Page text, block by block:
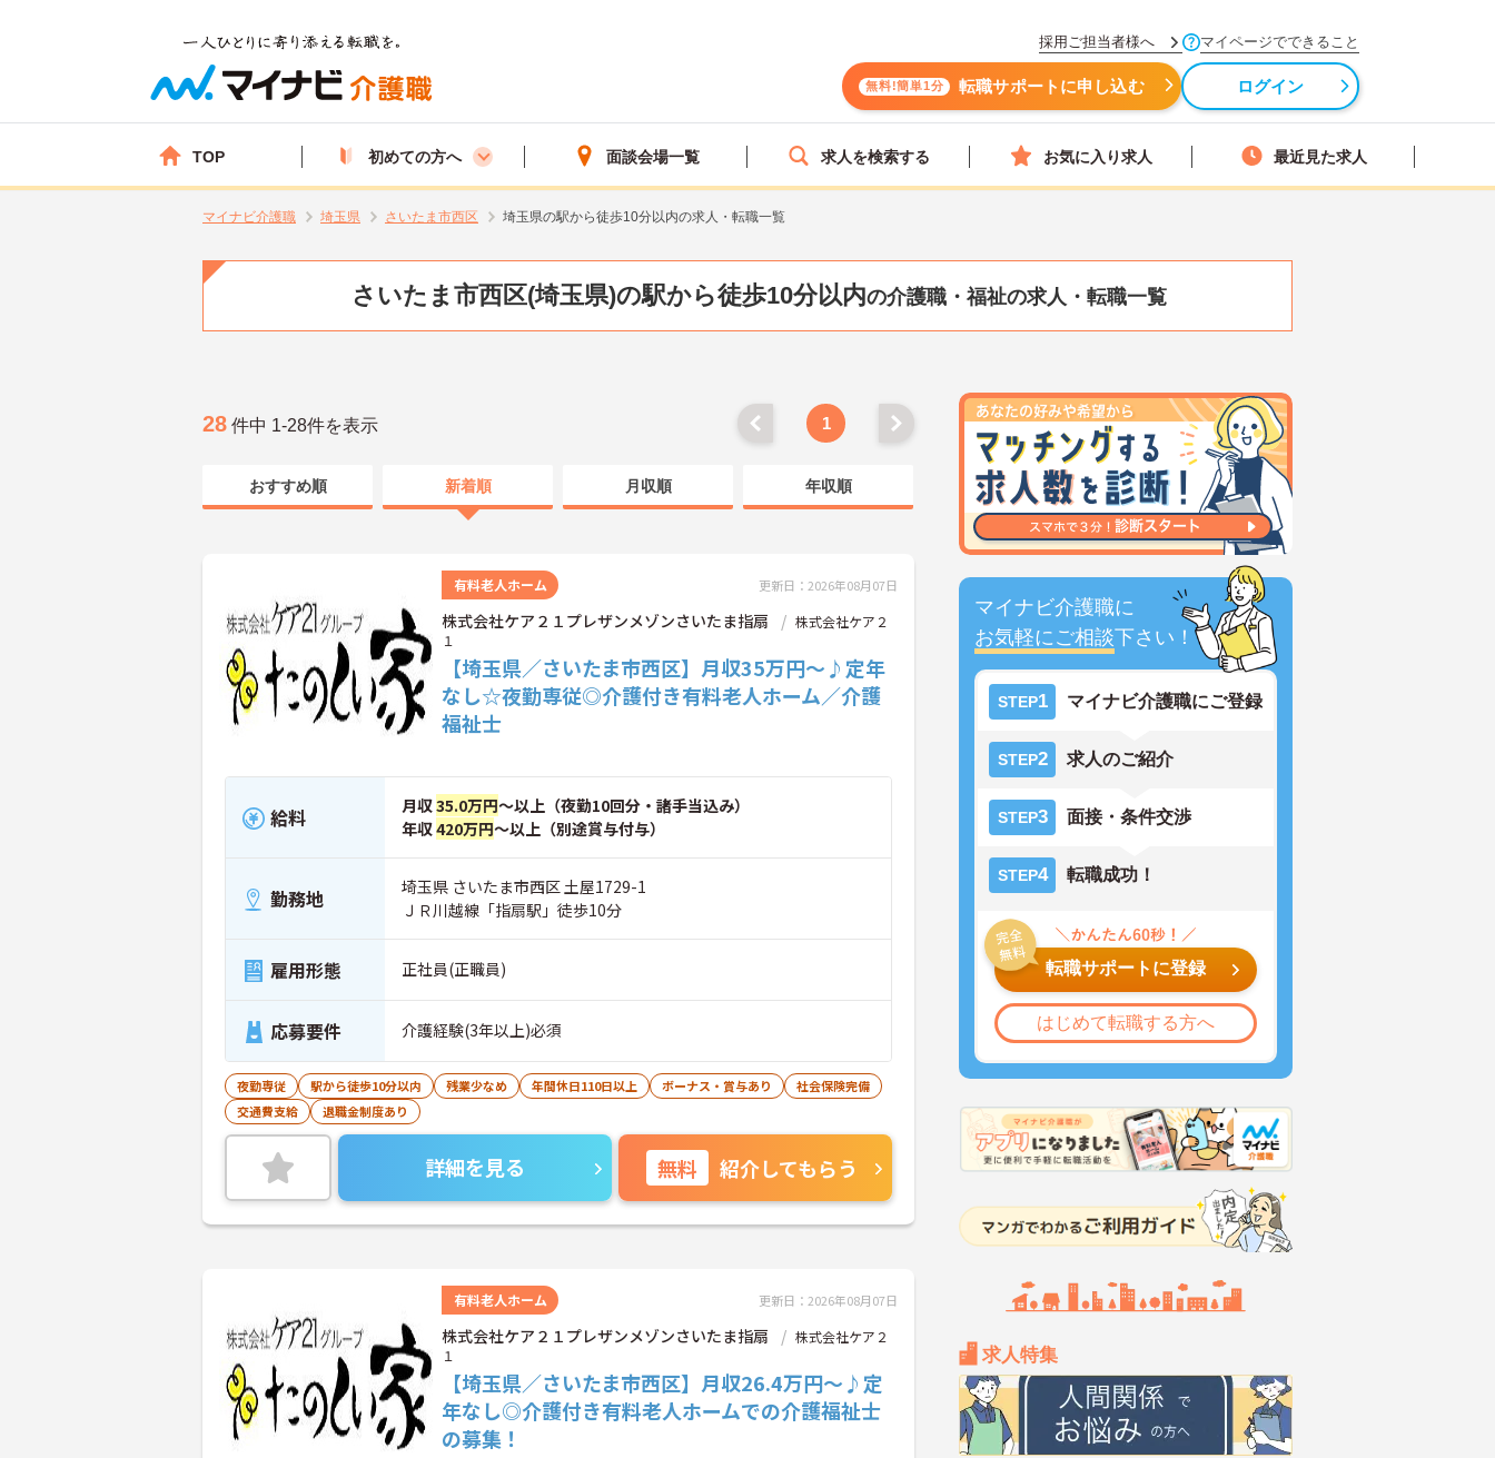
採用ご担当者様へ マイページでできること
無料!簡単1分 転職サポートに申し込む ログイン
TOP 初めての方へ 面談会場一覧 求人を検索する お気に入り求人 最近見た求人
マイナビ介護職 埼玉県 さいたま市西区 埼玉県の駅から徒歩10分以内の求人・転職一覧
さいたま市西区(埼玉県)の駅から徒歩10分以内の介護職・福祉の求人・転職一覧
マイナビ介護職に
お気軽にご相談下さい！
STEP1 マイナビ介護職にご登録
STEP2 求人のご紹介
STEP3 面接・条件交渉
STEP4 転職成功！
転職サポートに登録
はじめて転職する方へ
求人特集
28 件中 1-28件を表示 1
おすすめ順 新着順 月収順 年収順
有料老人ホーム 更新日：2026年08月07日
株式会社ケア２１プレザンメゾンさいたま指扇
株式会社ケア２
１
【埼玉県／さいたま市西区】月収35万円～♪定年
なし☆夜勤専従◎介護付き有料老人ホーム／介護
福祉士
給料 月収35.0万円～以上（夜勤10回分・諸手当込み）
年収420万円～以上（別途賞与付与）
勤務地
埼玉県 さいたま市西区 土屋1729-1
ＪＲ川越線「指扇駅」徒歩10分
雇用形態 正社員(正職員)
応募要件 介護経験(3年以上)必須
夜勤専従 駅から徒歩10分以内 残業少なめ 年間休日110日以上 ボーナス・賞与あり
社会保険完備
交通費支給
退職金制度あり
詳細を見る 無料 紹介してもらう
有料老人ホーム 更新日：2026年08月07日
株式会社ケア２１プレザンメゾンさいたま指扇
株式会社ケア２
１
【埼玉県／さいたま市西区】月収26.4万円～♪定
年なし◎介護付き有料老人ホームでの介護福祉士
の募集！